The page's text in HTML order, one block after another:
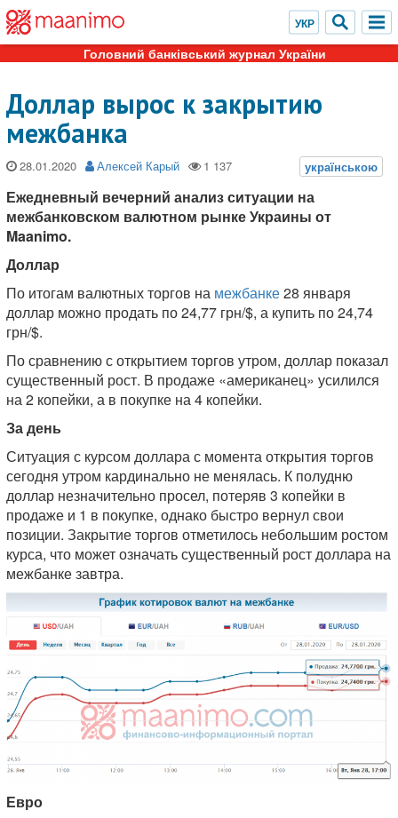
Головний банківський журнал України
Доллар вырос к закрытию
межбанка
28.01.2020 Алексей Карый
Ежедневный вечерний анализ ситуации на
межбанковском валютном рынке Украины от
Maanimo.
Доллар
По итогам валютных торгов на межбанке28 января
доллар можно продать по 24,77 грн/$, а купить по 24,74
грн/$.
По сравнению с открытием торгов утром, доллар показал
существенный рост. В продаже «американец» усилился
на 2 копейки, а в покупке на 4 копейки.
За день
Ситуация с курсом доллара с момента открытия торгов
сегодня утром кардинально не менялась. К полудню
доллар незначительно просел, потеряв 3 копейки в
продаже и 1 в покупке, однако быстро вернул свои
позиции. Закрытие торгов отметилось небольшим ростом
курса, что может означать существенный рост доллара на
межбанке завтра.
Евро